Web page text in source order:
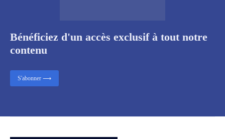
Bénéficiez d'un accès exclusif à tout notre
contenu
S'abonner ⟶